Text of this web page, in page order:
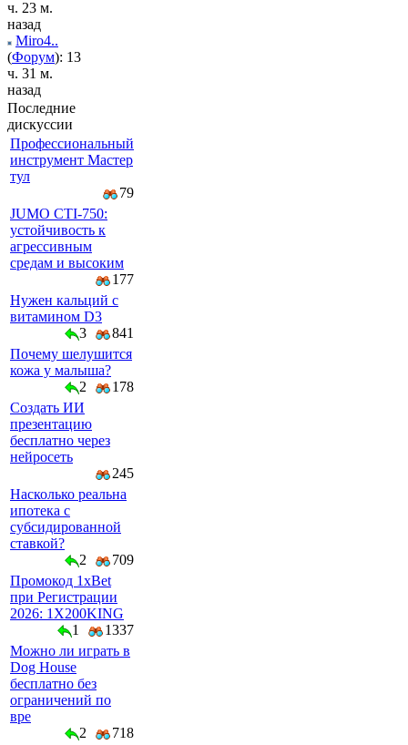
ч. 23 м.
назад
Miro4..
(Форум): 13
ч. 31 м.
назад
Последние
дискуссии
Профессиональный
инструмент Мастер
тул
79
JUMO CTI-750:
устойчивость к
агрессивным
средам и высоким
177
Нужен кальций с
витамином D3
3
841
Почему шелушится
кожа у малыша?
2
178
Создать ИИ
презентацию
бесплатно через
нейросеть
245
Насколько реальна
ипотека с
субсидированной
ставкой?
2
709
Промокод 1xBet
при Регистрации
2026: 1X200KING
1
1337
Можно ли играть в
Dog House
бесплатно без
ограничений по
вре
2
718